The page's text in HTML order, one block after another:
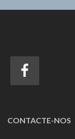
CONTACTE-NOS